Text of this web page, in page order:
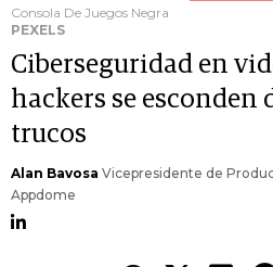
Consola De Juegos Negra
PEXELS
Ciberseguridad en
hackers se esconden
trucos
Alan Bavosa Vicepresidente de
Appdome